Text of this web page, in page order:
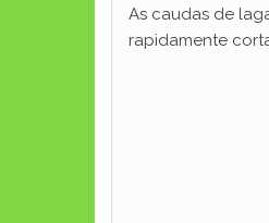
As caudas de
rapidamente